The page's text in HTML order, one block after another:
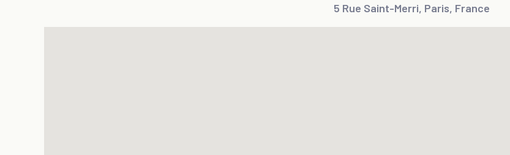
5 Rue Saint-Merri, Paris, France